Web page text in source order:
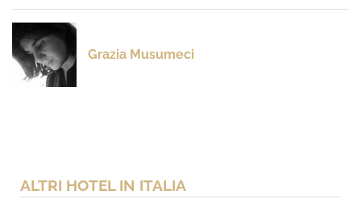
Grazia Musumeci
ALTRI HOTEL IN ITALIA